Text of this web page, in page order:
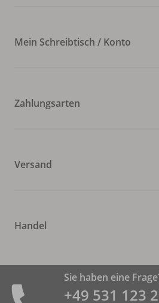
Mein Schreibtisch / Konto
Zahlungsarten
Versand
Handel
Sie haben eine
+49 531 ­123